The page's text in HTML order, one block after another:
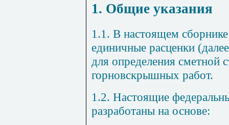
1. Общие указания
1.1. В настоящем
единичные расценки
для определения сметной
горновскрышных работ.
1.2. Настоящие
разработаны на основе: